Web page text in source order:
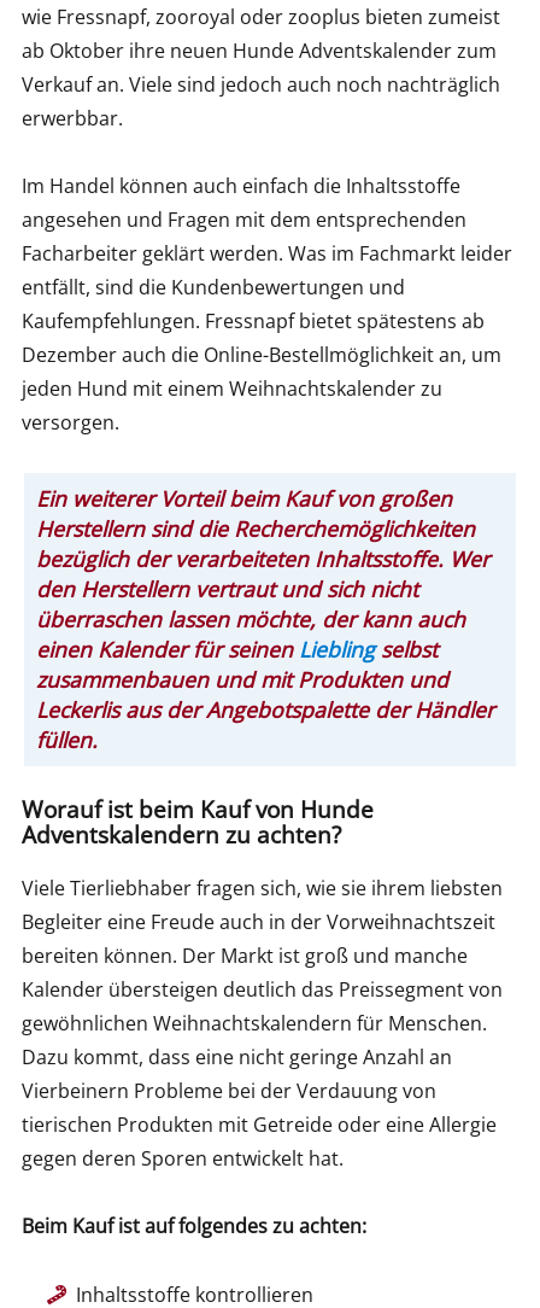
wie Fressnapf, zooroyal oder zooplus bieten zumeist
ab Oktober ihre neuen Hunde Adventskalender zum
Verkauf an. Viele sind jedoch auch noch nachträglich
erwerbbar.
Im Handel können auch einfach die Inhaltsstoffe
angesehen und Fragen mit dem entsprechenden
Facharbeiter geklärt werden. Was im Fachmarkt leider
entfällt, sind die Kundenbewertungen und
Kaufempfehlungen. Fressnapf bietet spätestens ab
Dezember auch die Online-Bestellmöglichkeit an, um
jeden Hund mit einem Weihnachtskalender zu
versorgen.
Ein weiterer Vorteil beim Kauf von großen
Herstellern sind die Recherchemöglichkeiten
bezüglich der verarbeiteten Inhaltsstoffe. Wer
den Herstellern vertraut und sich nicht
überraschen lassen möchte, der kann auch
einen Kalender für seinen Lieblingselbst
zusammenbauen und mit Produkten und
Leckerlis aus der Angebotspalette der Händler
füllen.
Worauf ist beim Kauf von Hunde
Adventskalendern zu achten?
Viele Tierliebhaber fragen sich, wie sie ihrem liebsten
Begleiter eine Freude auch in der Vorweihnachtszeit
bereiten können. Der Markt ist groß und manche
Kalender übersteigen deutlich das Preissegment von
gewöhnlichen Weihnachtskalendern für Menschen.
Dazu kommt, dass eine nicht geringe Anzahl an
Vierbeinern Probleme bei der Verdauung von
tierischen Produkten mit Getreide oder eine Allergie
gegen deren Sporen entwickelt hat.
Beim Kauf ist auf folgendes zu achten:
Inhaltsstoffe kontrollieren